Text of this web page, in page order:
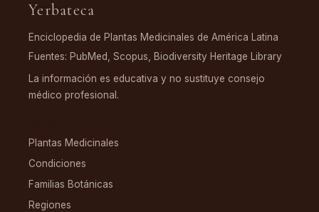
Yerbateca
Enciclopedia de Plantas Medicinales de América Latina
Fuentes: PubMed, Scopus, Biodiversity Heritage Library
La información es educativa y no sustituye consejo
médico profesional.
Plantas Medicinales
Condiciones
Familias Botánicas
Regiones